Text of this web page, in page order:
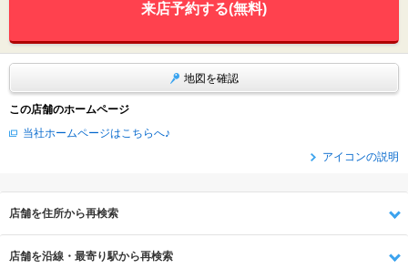
来店予約する(無料)
地図を確認
この店舗のホームページ
当社ホームページはこちらへ♪
アイコンの説明
店舗を住所から再検索
店舗を沿線・最寄り駅から再検索